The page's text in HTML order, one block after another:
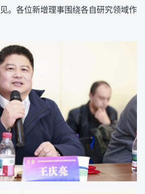
。各位新增理事围绕各自研究领域作